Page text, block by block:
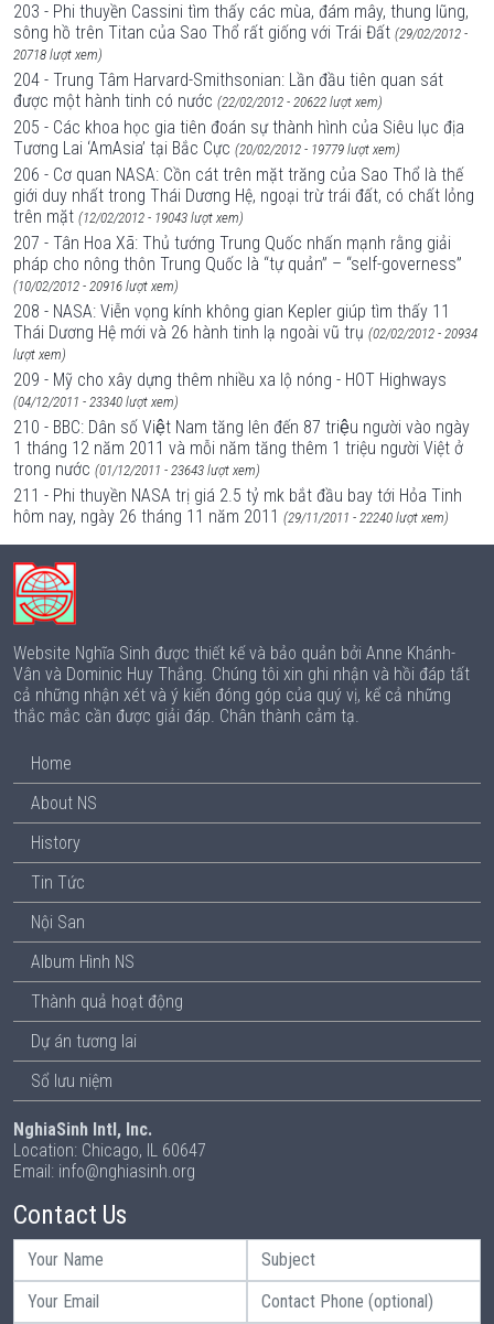
203 - Phi thuyền Cassini tìm thấy các mùa, đám mây, thung lũng,
sông hồ trên Titan của Sao Thổ rất giống với Trái Đất (29/02/2012 -
20718 lượt xem)
204 - Trung Tâm Harvard-Smithsonian: Lần đầu tiên quan sát
được một hành tinh có nước (22/02/2012 - 20622 lượt xem)
205 - Các khoa học gia tiên đoán sự thành hình của Siêu lục địa
Tương Lai ‘AmAsia’ tại Bắc Cực (20/02/2012 - 19779 lượt xem)
206 - Cơ quan NASA: Cồn cát trên mặt trăng của Sao Thổ là thế
giới duy nhất trong Thái Dương Hệ, ngoại trừ trái đất, có chất lỏng
trên mặt (12/02/2012 - 19043 lượt xem)
207 - Tân Hoa Xã: Thủ tướng Trung Quốc nhấn mạnh rằng giải
pháp cho nông thôn Trung Quốc là “tự quản” – “self-governess”
(10/02/2012 - 20916 lượt xem)
208 - NASA: Viễn vọng kính không gian Kepler giúp tìm thấy 11
Thái Dương Hệ mới và 26 hành tinh lạ ngoài vũ trụ (02/02/2012 - 20934
lượt xem)
209 - Mỹ cho xây dựng thêm nhiều xa lộ nóng - HOT Highways
(04/12/2011 - 23340 lượt xem)
210 - BBC: Dân số Việt Nam tăng lên đến 87 triệu người vào ngày
1 tháng 12 năm 2011 và mỗi năm tăng thêm 1 triệu người Việt ở
trong nước (01/12/2011 - 23643 lượt xem)
211 - Phi thuyền NASA trị giá 2.5 tỷ mk bắt đầu bay tới Hỏa Tinh
hôm nay, ngày 26 tháng 11 năm 2011 (29/11/2011 - 22240 lượt xem)
Website Nghĩa Sinh được thiết kế và bảo quản bởi Anne Khánh-
Vân và Dominic Huy Thắng. Chúng tôi xin ghi nhận và hồi đáp tất
cả những nhận xét và ý kiến đóng góp của quý vị, kể cả những
thắc mắc cần được giải đáp. Chân thành cảm tạ.
Home
About NS
History
Tin Tức
Nội San
Album Hình NS
Thành quả hoạt động
Dự án tương lai
Sổ lưu niệm
NghiaSinh Intl, Inc.
Location: Chicago, IL 60647
Email: info@nghiasinh.org
Contact Us